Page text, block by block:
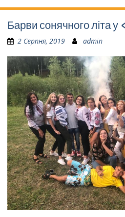
Барви сонячного літа
2 Серпня, 2019 admin